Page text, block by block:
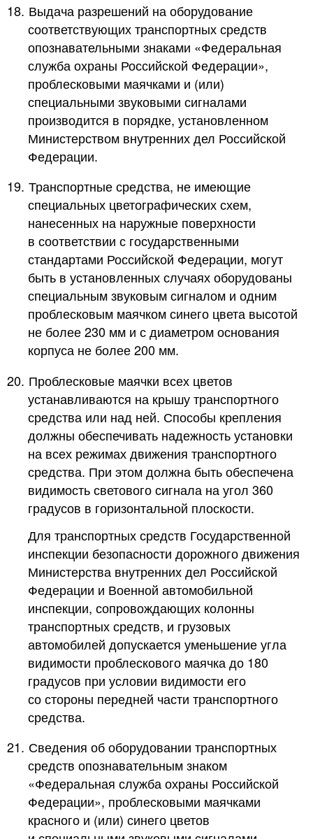
18. Выдача разрешений на оборудование
соответствующих транспортных средств
опознавательными знаками «Федеральная
служба охраны Российской Федерации»,
проблесковыми маячками и (или)
специальными звуковыми сигналами
производится в порядке, установленном
Министерством внутренних дел Российской
Федерации.
19. Транспортные средства, не имеющие
специальных цветографических схем,
нанесенных на наружные поверхности
в соответствии с государственными
стандартами Российской Федерации, могут
быть в установленных случаях оборудованы
специальным звуковым сигналом и одним
проблесковым маячком синего цвета высотой
не более 230 мм и с диаметром основания
корпуса не более 200 мм.
20. Проблесковые маячки всех цветов
устанавливаются на крышу транспортного
средства или над ней. Способы крепления
должны обеспечивать надежность установки
на всех режимах движения транспортного
средства. При этом должна быть обеспечена
видимость светового сигнала на угол 360
градусов в горизонтальной плоскости.
Для транспортных средств Государственной
инспекции безопасности дорожного движения
Министерства внутренних дел Российской
Федерации и Военной автомобильной
инспекции, сопровождающих колонны
транспортных средств, и грузовых
автомобилей допускается уменьшение угла
видимости проблескового маячка до 180
градусов при условии видимости его
со стороны передней части транспортного
средства.
21. Сведения об оборудовании транспортных
средств опознавательным знаком
«Федеральная служба охраны Российской
Федерации», проблесковыми маячками
красного и (или) синего цветов